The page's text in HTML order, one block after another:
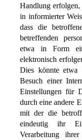
Handlung
in informierter
dass die
betreffenden
etwa in Form
elektronisch
Dies könnte etwa
Besuch einer
Einstellungen für
durch eine andere
mit der die
eindeutig ihr
Verarbeitung ihrer